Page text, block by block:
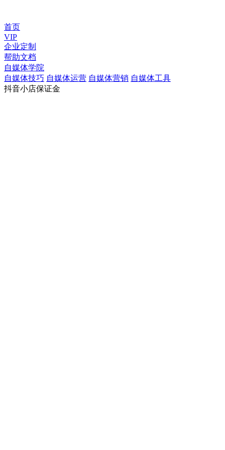
首页
VIP
企业定制
帮助文档
自媒体学院
自媒体技巧 自媒体运营 自媒体营销 自媒体工具
抖音小店保证金